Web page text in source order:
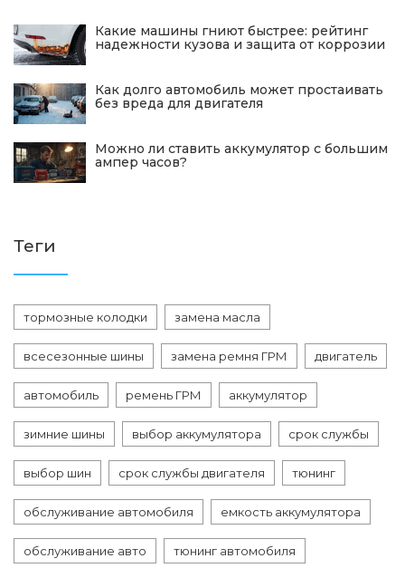
Какие машины гниют быстрее: рейтинг
надежности кузова и защита от коррозии
Как долго автомобиль может простаивать
без вреда для двигателя
Можно ли ставить аккумулятор с большим
ампер часов?
Теги
тормозные колодки замена масла
всесезонные шины замена ремня ГРМ двигатель
автомобиль ремень ГРМ аккумулятор
зимние шины выбор аккумулятора срок службы
выбор шин срок службы двигателя тюнинг
обслуживание автомобиля емкость аккумулятора
обслуживание авто тюнинг автомобиля